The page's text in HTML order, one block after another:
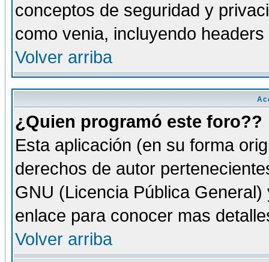
conceptos de seguridad y
como venia, incluyendo
Volver arriba
¿Quien programó este foro??
Esta aplicación (en su forma
derechos de autor
GNU (Licencia Pública
enlace para conocer mas
Volver arriba